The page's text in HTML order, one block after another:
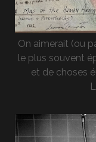
On aimerait (ou
le plus souvent
et de choses